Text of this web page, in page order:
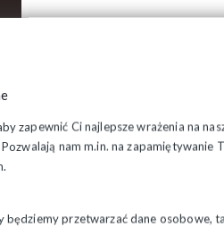
zapewnić Ci najlepsze wrażenia na
nam m.in. na
przetwarzać dane osobowe,